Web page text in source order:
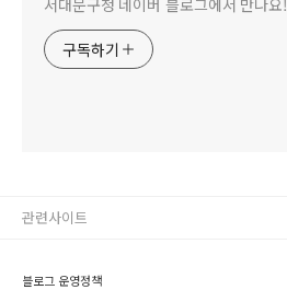
서대문구청 네이버 블로그에서 만나요!
구독하기
블로그 운영정책
관련사이트